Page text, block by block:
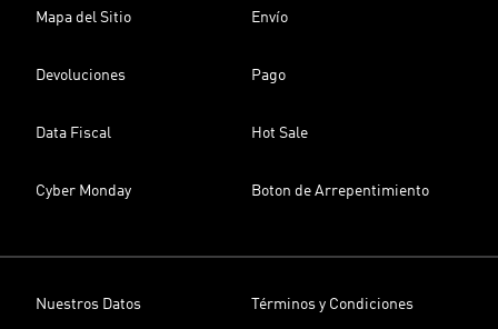
Mapa del Sitio Envío
Devoluciones Pago
Data Fiscal Hot Sale
Cyber Monday Boton de Arrepentimiento
Nuestros Datos Términos y Condiciones